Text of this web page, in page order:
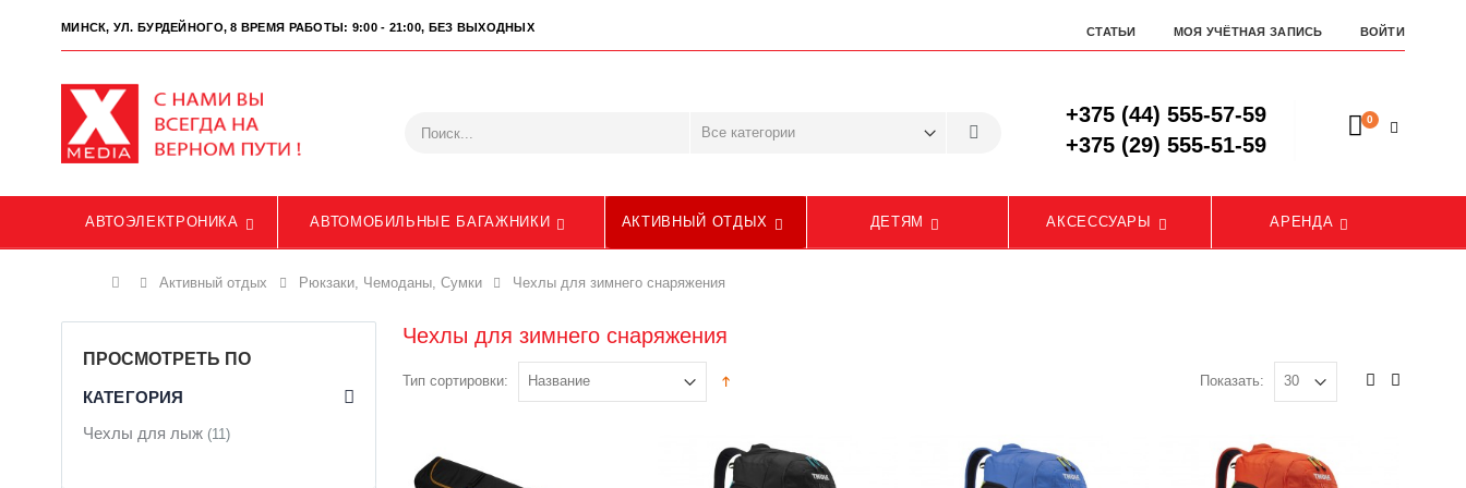
МИНСК, УЛ. БУРДЕЙНОГО, 8 ВРЕМЯ РАБОТЫ: 9:00 - 21:00, БЕЗ ВЫХОДНЫХ СТАТЬИ МОЯ УЧЁТНАЯ ЗАПИСЬ ВОЙТИ
+375 (44) 555-57-59
+375 (29) 555-51-59
0
АВТОЭЛЕКТРОНИКА АВТОМОБИЛЬНЫЕ БАГАЖНИКИ АКТИВНЫЙ ОТДЫХ ДЕТЯМ АКСЕССУАРЫ АРЕНДА
Главная
Активный отдых Рюкзаки, Чемоданы, Сумки Чехлы для зимнего снаряжения
Чехлы для зимнего снаряжения
Тип сортировки: Показать:
ПРОСМОТРЕТЬ ПО
КАТЕГОРИЯ
Чехлы для лыж (11)